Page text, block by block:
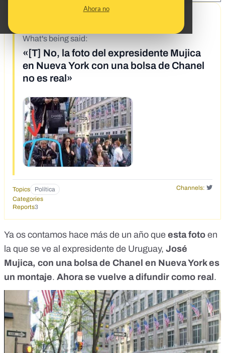
Ahora no
What's being said:
«[T] No, la foto del expresidente Mujica
en Nueva York con una bolsa de Chanel
no es real»
Topics Política
Channels:
Categories
Reports3
Ya os contamos hace más de un año que esta foto en
la que se ve al expresidente de Uruguay, José
Mujica, con una bolsa de Chanel en Nueva York es
un montaje. Ahora se vuelve a difundir como real.